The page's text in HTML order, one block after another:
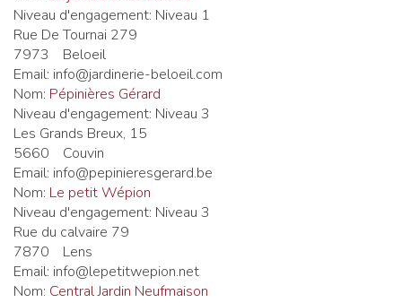
Niveau d'engagement: Niveau 1
Rue De Tournai 279
7973
Beloeil
Email: info@jardinerie-beloeil.com
Nom: Pépinières Gérard
Niveau d'engagement: Niveau 3
Les Grands Breux, 15
5660
Couvin
Email: info@pepinieresgerard.be
Nom: Le petit Wépion
Niveau d'engagement: Niveau 3
Rue du calvaire 79
7870
Lens
Email: info@lepetitwepion.net
Nom: Central Jardin Neufmaison